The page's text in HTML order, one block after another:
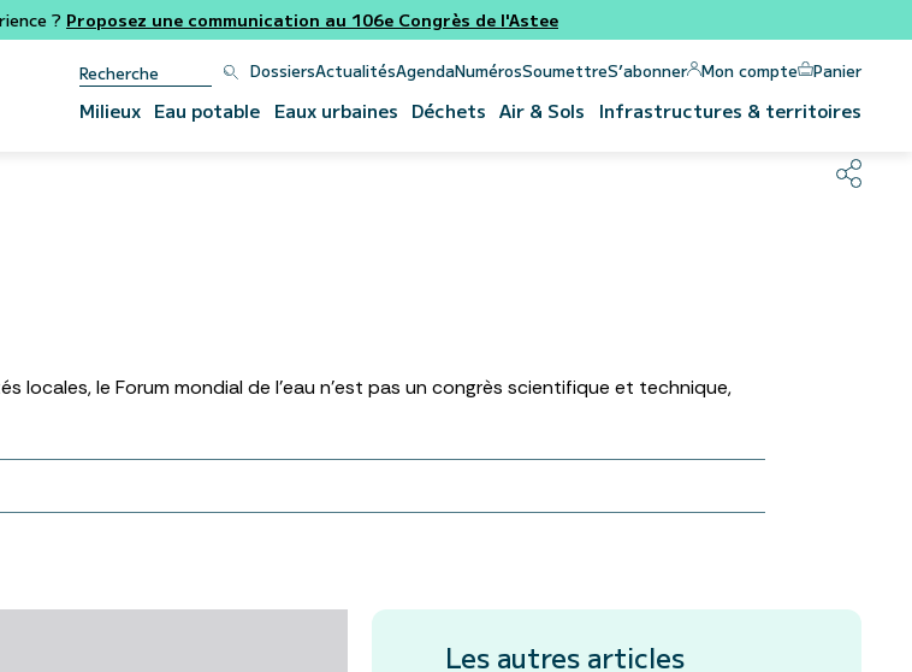
? Proposez une communication au 106e Congrès de l'Astee
DossiersActualitésAgendaNumérosSoumettreS’abonner Mon compte Panier
Milieux Eau potable Eaux urbaines Déchets Air & Sols Infrastructures & territoires
le Forum mondial de l’eau n’est pas un congrès scientifique et technique,
Les autres articles